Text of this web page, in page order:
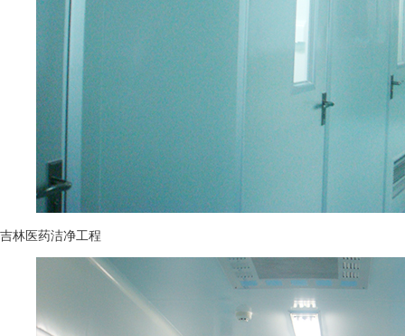
吉林医药洁净工程